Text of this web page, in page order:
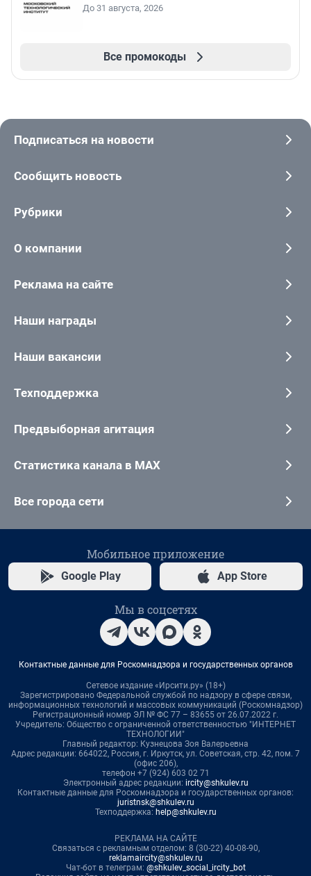
До 31 августа, 2026
Все промокоды
Подписаться на новости
Сообщить новость
Рубрики
О компании
Реклама на сайте
Наши награды
Наши вакансии
Техподдержка
Предвыборная агитация
Статистика канала в MAX
Все города сети
Мобильное приложение
Google Play App Store
Мы в соцсетях
Контактные данные для Роскомнадзора и государственных органов
Сетевое издание «Ирсити.ру» (18+)
Зарегистрировано Федеральной службой по надзору в сфере связи,
информационных технологий и массовых коммуникаций (Роскомнадзор)
Регистрационный номер ЭЛ № ФС 77 – 83655 от 26.07.2022 г.
Учредитель: Общество с ограниченной ответственностью "ИНТЕРНЕТ
ТЕХНОЛОГИИ"
Главный редактор: Кузнецова Зоя Валерьевна
Адрес редакции: 664022, Россия, г. Иркутск, ул. Советская, стр. 42, пом. 7
(офис 206),
телефон +7 (924) 603 02 71
Электронный адрес редакции: ircity@shkulev.ru
Контактные данные для Роскомнадзора и государственных органов:
juristnsk@shkulev.ru
Техподдержка: help@shkulev.ru
РЕКЛАМА НА САЙТЕ
Связаться с рекламным отделом: 8 (30-22) 40-08-90,
reklamaircity@shkulev.ru
Чат-бот в телеграм: @shkulev_social_ircity_bot